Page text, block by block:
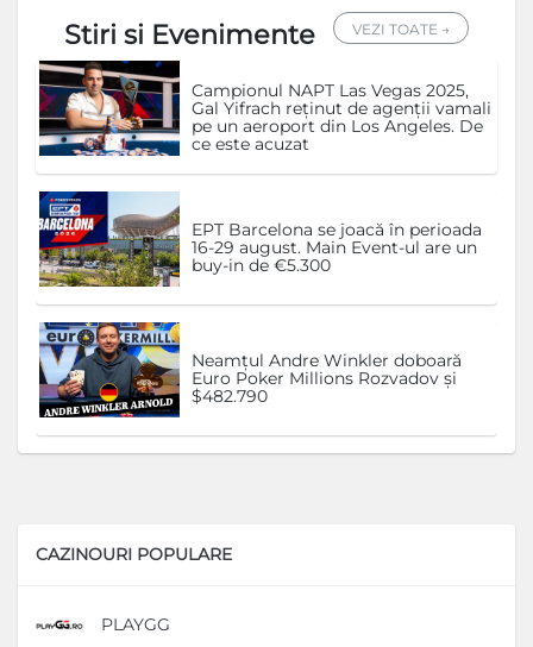
Stiri si Evenimente VEZI TOATE →
Campionul NAPT Las Vegas 2025,
Gal Yifrach reținut de agenții vamali
pe un aeroport din Los Angeles. De
ce este acuzat
EPT Barcelona se joacă în perioada
16-29 august. Main Event-ul are un
buy-in de €5.300
Neamțul Andre Winkler doboară
Euro Poker Millions Rozvadov și
$482.790
CAZINOURI POPULARE
PLAYGG